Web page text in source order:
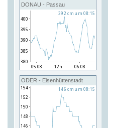
DONAU - Passau
ODER - Eisenhüttenstadt